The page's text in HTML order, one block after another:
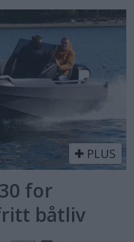
PLUS
for
båtliv